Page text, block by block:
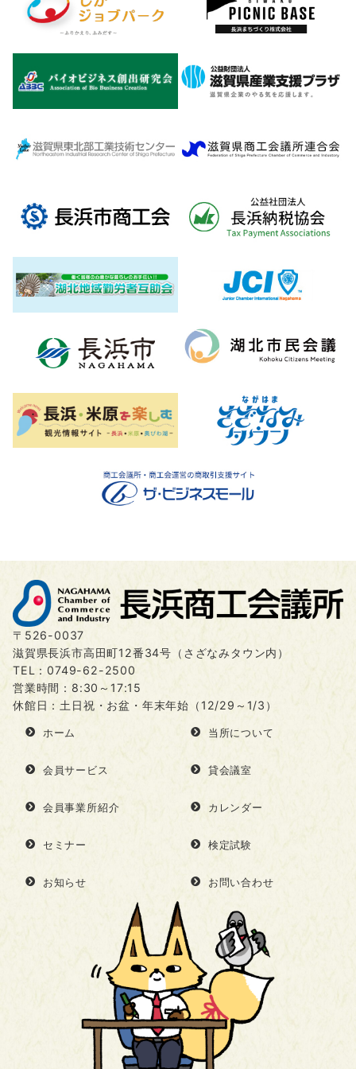
〒526-0037
滋賀県長浜市高田町12番34号（さざなみタウン内）
TEL：0749-62-2500
営業時間：8:30～17:15
休館日：土日祝・お盆・年末年始（12/29～1/3）
ホーム 当所について
会員サービス 貸会議室
会員事業所紹介 カレンダー
セミナー 検定試験
お知らせ お問い合わせ